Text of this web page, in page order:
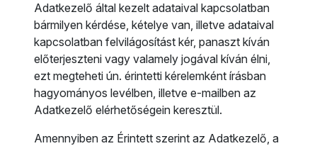
Adatkezelő által kezelt adataival kapcsolatban
bármilyen kérdése, kételye van, illetve adataival
kapcsolatban felvilágosítást kér, panaszt kíván
előterjeszteni vagy valamely jogával kíván élni,
ezt megteheti ún. érintetti kérelemként írásban
hagyományos levélben, illetve e-mailben az
Adatkezelő elérhetőségein keresztül.
Amennyiben az Érintett szerint az Adatkezelő, a